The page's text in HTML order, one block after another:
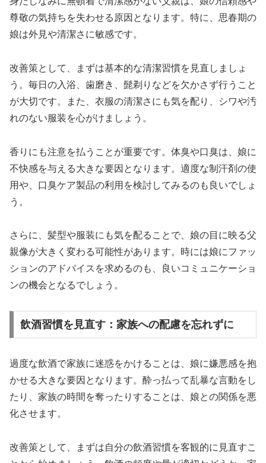
尊敬の気持ちを失わせる原因となります。特に、思春期の
娘は外見や清潔さに敏感です。
改善策として、まずは基本的な清潔習慣を見直しましょ
う。毎日の入浴、歯磨き、髭剃りなどを欠かさず行うこと
が大切です。また、衣服の清潔さにも気を配り、シワや汚
れのない服装を心がけましょう。
香りにも注意を払うことが重要です。体臭や口臭は、娘に
不快感を与える大きな要因となります。適度な制汗剤の使
用や、口臭ケア製品の利用を検討してみるのも良いでしょ
う。
さらに、髪型や服装にも気を配ることで、娘の目に映る父
親像が大きく変わる可能性があります。時には娘にファッ
ションのアドバイスを求めるのも、良いコミュニケーショ
ンの機会となるでしょう。
飲酒習慣を見直す：家族への配慮を忘れずに
過度な飲酒で家族に迷惑をかけることは、娘に嫌悪感を抱
かせる大きな要因となります。酔っ払って乱暴な言動をし
たり、家族の時間を奪ったりすることは、娘との関係を悪
化させます。
改善策として、まずは自分の飲酒習慣を客観的に見直すこ